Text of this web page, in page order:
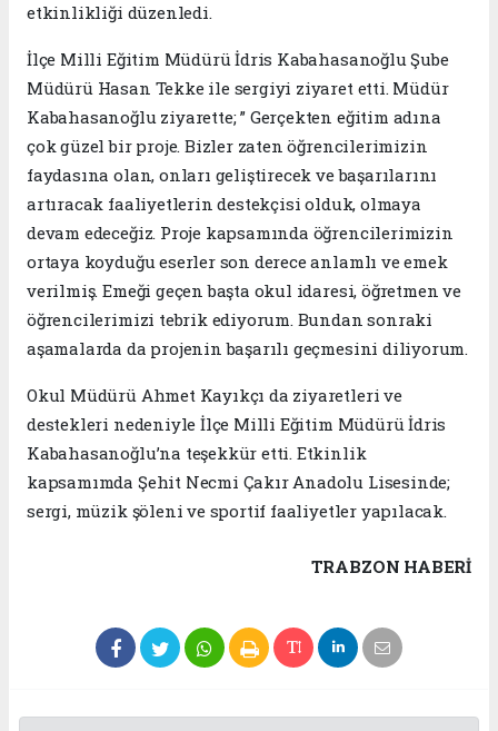
etkinlikliği düzenledi.
İlçe Milli Eğitim Müdürü İdris Kabahasanoğlu Şube
Müdürü Hasan Tekke ile sergiyi ziyaret etti. Müdür
Kabahasanoğlu ziyarette; ” Gerçekten eğitim adına
çok güzel bir proje. Bizler zaten öğrencilerimizin
faydasına olan, onları geliştirecek ve başarılarını
artıracak faaliyetlerin destekçisi olduk, olmaya
devam edeceğiz. Proje kapsamında öğrencilerimizin
ortaya koyduğu eserler son derece anlamlı ve emek
verilmiş. Emeği geçen başta okul idaresi, öğretmen ve
öğrencilerimizi tebrik ediyorum. Bundan sonraki
aşamalarda da projenin başarılı geçmesini diliyorum.
Okul Müdürü Ahmet Kayıkçı da ziyaretleri ve
destekleri nedeniyle İlçe Milli Eğitim Müdürü İdris
Kabahasanoğlu’na teşekkür etti. Etkinlik
kapsamımda Şehit Necmi Çakır Anadolu Lisesinde;
sergi, müzik şöleni ve sportif faaliyetler yapılacak.
TRABZON HABERİ